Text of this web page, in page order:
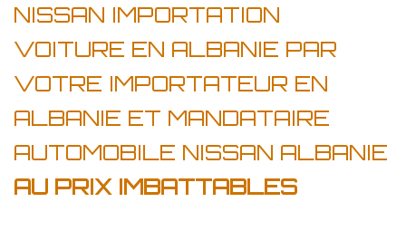
NISSAN IMPORTATION
VOITURE EN ALBANIE PAR
VOTRE IMPORTATEUR EN
ALBANIE ET MANDATAIRE
AUTOMOBILE NISSAN ALBANIE
AU PRIX IMBATTABLES